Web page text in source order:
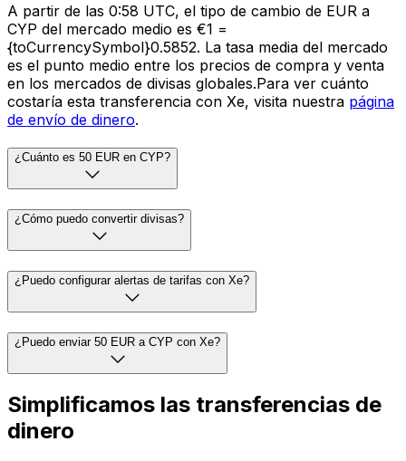
A partir de las 0:58 UTC, el tipo de cambio de EUR a
CYP del mercado medio es €1 =
{toCurrencySymbol}0.5852. La tasa media del mercado
es el punto medio entre los precios de compra y venta
en los mercados de divisas globales.Para ver cuánto
costaría esta transferencia con Xe, visita nuestra página
de envío de dinero.
¿Cuánto es 50 EUR en CYP?
¿Cómo puedo convertir divisas?
¿Puedo configurar alertas de tarifas con Xe?
¿Puedo enviar 50 EUR a CYP con Xe?
Simplificamos las transferencias de
dinero